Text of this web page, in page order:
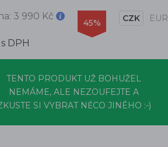
3 990 Kč
s DPH
45% CZK EUR
TENTO PRODUKT UŽ BOHUŽEL
NEMÁME, ALE NEZOUFEJTE A
SI VYBRAT NĚCO JINÉHO :-)